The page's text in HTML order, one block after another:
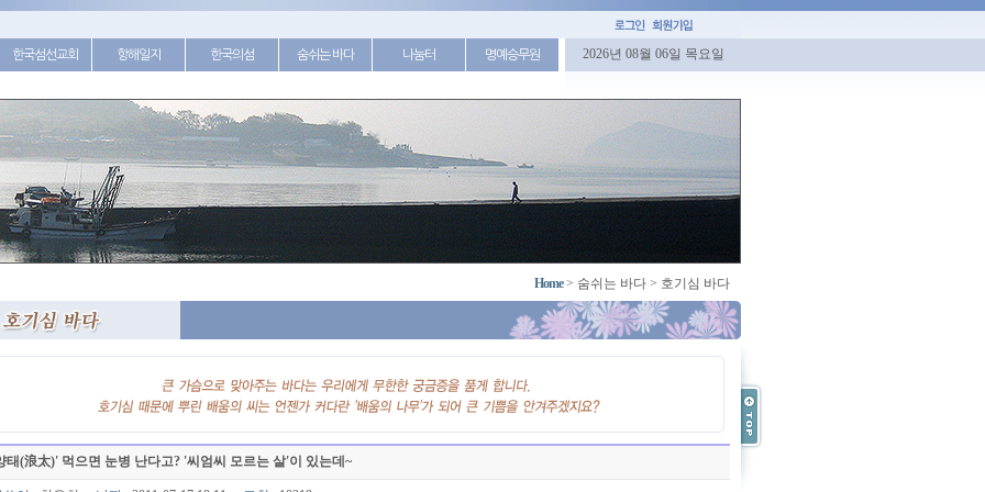
한국섬선교회 항해일지 한국의섬 숨쉬는 바다 나눔터 명예승무원 2026년 08월 06일 목요일
Home> 숨쉬는 바다 > 호기심 바다
태(浪太)' 먹으면 눈병 난다고? '씨엄씨 모르는 살'이 있는데~